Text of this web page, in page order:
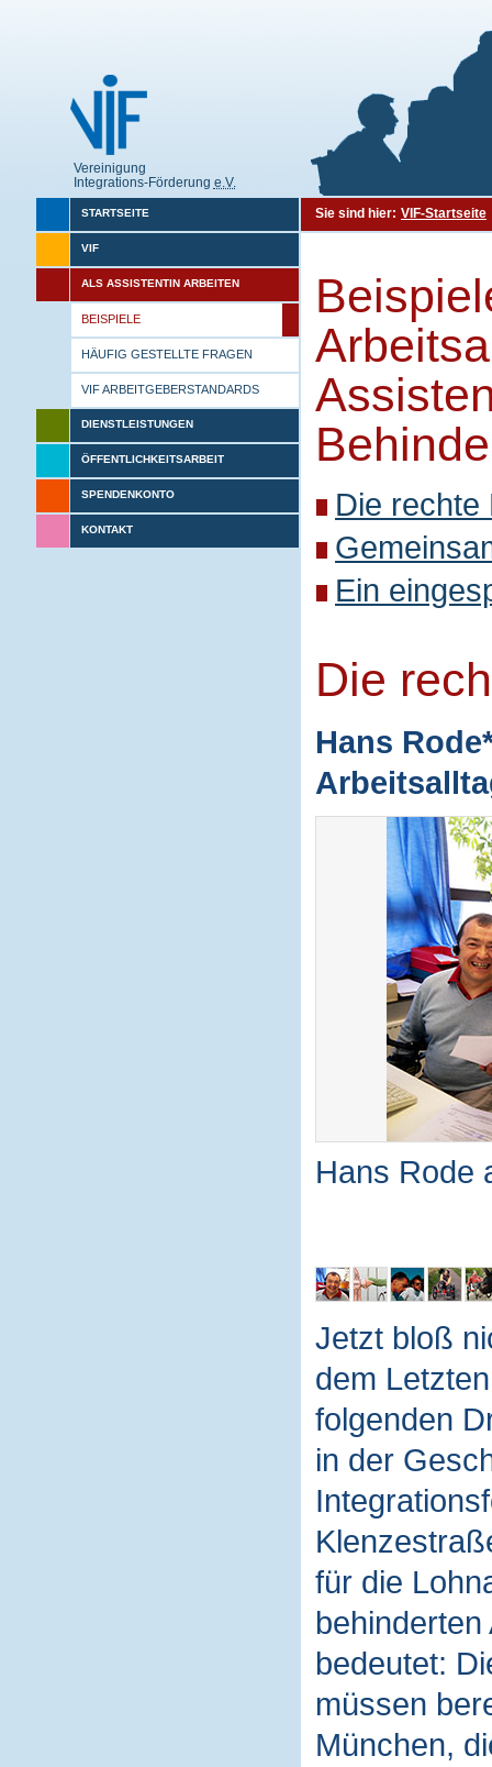
Vereinigung
Integrations-Förderung e.V.
STARTSEITE
VIF
ALS ASSISTENTIN ARBEITEN
BEISPIELE
HÄUFIG GESTELLTE FRAGEN
VIF ARBEITGEBERSTANDARDS
DIENSTLEISTUNGEN
ÖFFENTLICHKEITSARBEIT
SPENDENKONTO
KONTAKT
Sie sind hier: VIF-Startseite
Die rechte
Ein
Die
Hans
Hans Rode
Jetzt bloß
dem
folgenden
in der
für die
bedeutet:
müssen
München,